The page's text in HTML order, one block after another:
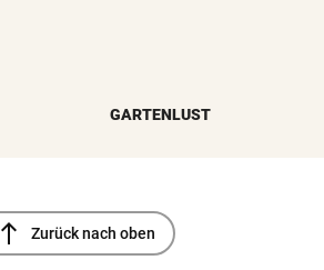
GARTENLUST
north Zurück nach oben